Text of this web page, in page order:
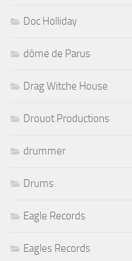
Doc Holliday
dôme de Parus
Drag Witche House
Drouot Productions
drummer
Drums
Eagle Records
Eagles Records